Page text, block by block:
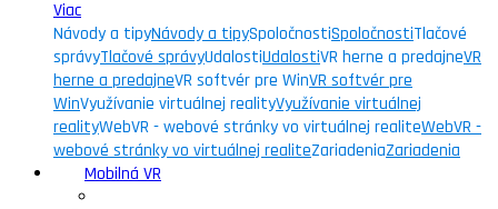
Viac
Návody a tipyNávody a tipySpoločnostiSpoločnostiTlačové
správyTlačové správyUdalostiUdalostiVR herne a predajneVR
herne a predajneVR softvér pre WinVR softvér pre
WinVyužívanie virtuálnej realityVyužívanie virtuálnej
realityWebVR - webové stránky vo virtuálnej realiteWebVR -
webové stránky vo virtuálnej realiteZariadeniaZariadenia
Mobilná VR